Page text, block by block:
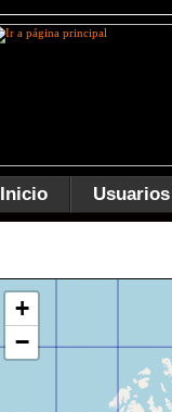
Inicio Usuarios
BR CR DR
+
−